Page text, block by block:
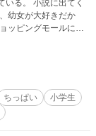
いる。 小説に出てく
幼女が大好きだか
ッピングモールに行
ためだった。 そこ
、あの......大丈夫で
と、そこにはさっき
いくうちに、web小
」 「なぜ俺の事を知
年ほど前までやって
事で、この子は俺の
ちっぱい
小学生